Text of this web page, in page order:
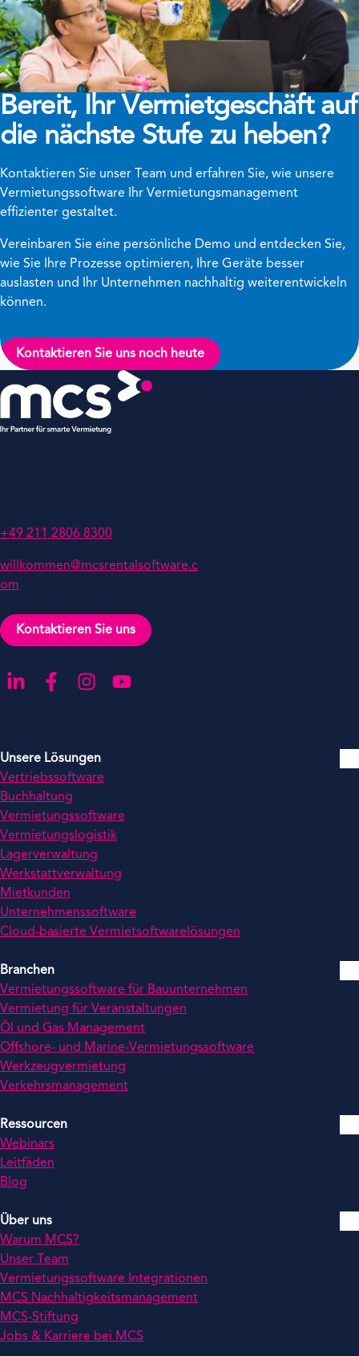
Bereit, Ihr Vermietgeschäft auf
die nächste Stufe zu heben?
Kontaktieren Sie unser Team und erfahren Sie, wie unsere
Vermietungssoftware Ihr Vermietungsmanagement
effizienter gestaltet.
Vereinbaren Sie eine persönliche Demo und entdecken Sie,
wie Sie Ihre Prozesse optimieren, Ihre Geräte besser
auslasten und Ihr Unternehmen nachhaltig weiterentwickeln
können.
Kontaktieren Sie uns noch heute
+49 211 2806 8300
willkommen@mcsrentalsoftware.c
om
Kontaktieren Sie uns
Gehen Sie zu unserer LinkedIn-Seite
Gehen Sie zu unserer Facebook-Seite
Gehen Sie zu unserer Instagram-Seite
Gehen Sie zu unserer YouTube-Seite
Unsere Lösungen
Vertriebssoftware
Buchhaltung
Vermietungssoftware
Vermietungslogistik
Lagerverwaltung
Werkstattverwaltung
Mietkunden
Unternehmenssoftware
Cloud-basierte Vermietsoftwarelösungen
Branchen
Vermietungssoftware für Bauunternehmen
Vermietung für Veranstaltungen
Öl und Gas Management
Offshore- und Marine-Vermietungssoftware
Werkzeugvermietung
Verkehrsmanagement
Ressourcen
Webinars
Leitfäden
Blog
Über uns
Warum MCS?
Unser Team
Vermietungssoftware Integrationen
MCS Nachhaltigkeitsmanagement
MCS-Stiftung
Jobs & Karriere bei MCS